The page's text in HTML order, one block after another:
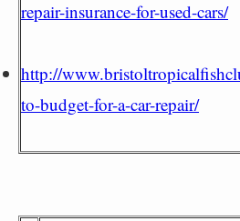
repair-insurance-for-used-cars/
http://
to-budget-for-a-car-repair/